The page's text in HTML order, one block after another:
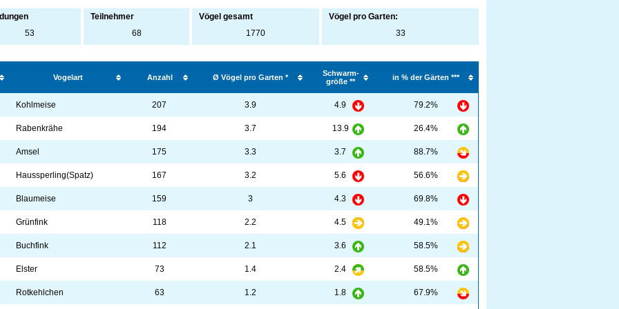
Teilnehmer Vögel gesamt
Vögel pro Garten:
53
68 1770 33
Vogelart Anzahl Ø Vögel pro Garten *
Schwarm-
größe **
in % der Gärten ***
Kohlmeise 207 3.9 4.9 79.2%
Rabenkrähe 194 3.7 13.9 26.4%
Amsel 175 3.3 3.7 88.7%
Haussperling(Spatz) 167 3.2 5.6 56.6%
Blaumeise 159 3 4.3 69.8%
Grünfink 118 2.2 4.5 49.1%
Buchfink 112 2.1 3.6 58.5%
Elster 73 1.4 2.4 58.5%
Rotkehlchen 63 1.2 1.8 67.9%